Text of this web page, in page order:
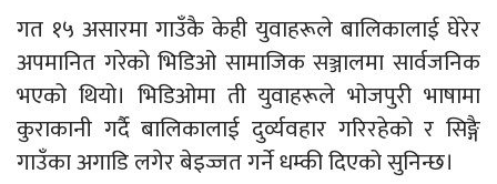
गत १५ असारमा गाउँकै केही युवाहरूले बालिकालाई घेरेर
अपमानित गरेको भिडिओ सामाजिक सञ्जालमा सार्वजनिक
भएको थियो। भिडिओमा ती युवाहरूले भोजपुरी भाषामा
कुराकानी गर्दै बालिकालाई दुर्व्यवहार गरिरहेको र सिङ्गै
गाउँका अगाडि लगेर बेइज्जत गर्ने धम्की दिएको सुनिन्छ।